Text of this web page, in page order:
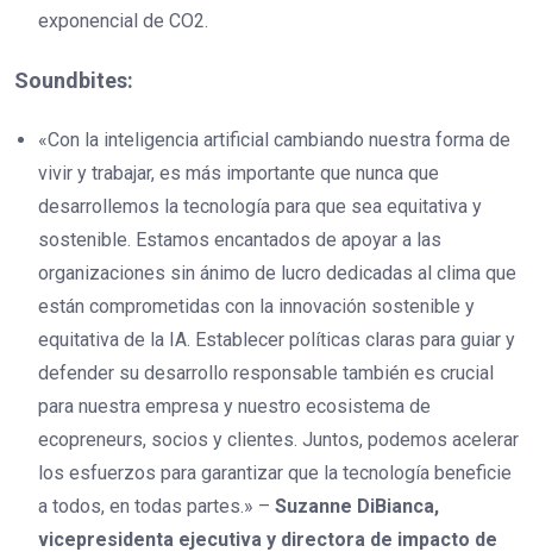
exponencial de CO2.
Soundbites:
«Con la inteligencia artificial cambiando nuestra forma de
vivir y trabajar, es más importante que nunca que
desarrollemos la tecnología para que sea equitativa y
sostenible. Estamos encantados de apoyar a las
organizaciones sin ánimo de lucro dedicadas al clima que
están comprometidas con la innovación sostenible y
equitativa de la IA. Establecer políticas claras para guiar y
defender su desarrollo responsable también es crucial
para nuestra empresa y nuestro ecosistema de
ecopreneurs, socios y clientes. Juntos, podemos acelerar
los esfuerzos para garantizar que la tecnología beneficie
a todos, en todas partes.» – Suzanne DiBianca,
vicepresidenta ejecutiva y directora de impacto de